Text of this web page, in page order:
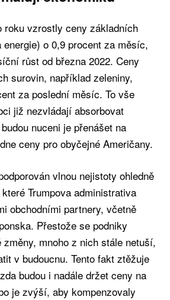
roku vzrostly ceny základních
o 0,9 procent za měsíc,
růst od března 2022. Ceny
surovin, například zeleniny,
za poslední měsíc. To vše
již nezvládají absorbovat
nuceni je přenášet na
ceny pro obyčejné Američany.
vlnou nejistoty ohledně
Trumpova administrativa
obchodními partnery, včetně
Přestože se podniky
mnoho z nich stále netuší,
v budoucnu. Tento fakt ztěžuje
budou i nadále držet ceny na
je zvýší, aby kompenzovaly